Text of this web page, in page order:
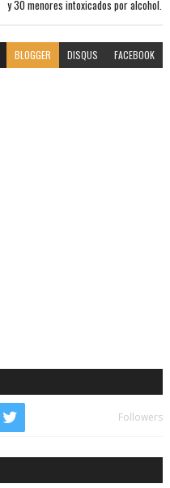
y 30 menores intoxicados por alcohol.
BLOGGER DISQUS FACEBOOK
Followers